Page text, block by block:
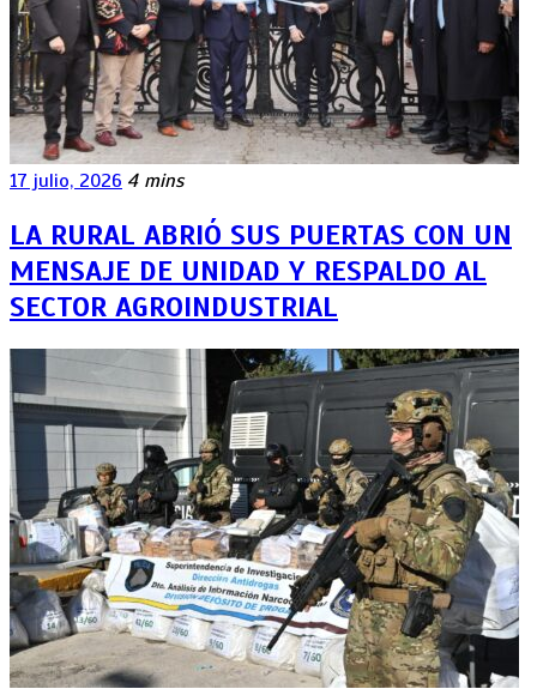
17 julio, 2026 4 mins
LA RURAL ABRIÓ SUS PUERTAS CON UN
MENSAJE DE UNIDAD Y RESPALDO AL
SECTOR AGROINDUSTRIAL